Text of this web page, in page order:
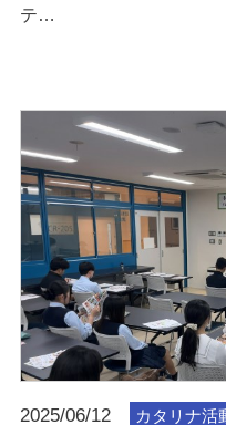
テ…
2025/06/12 カタリナ活